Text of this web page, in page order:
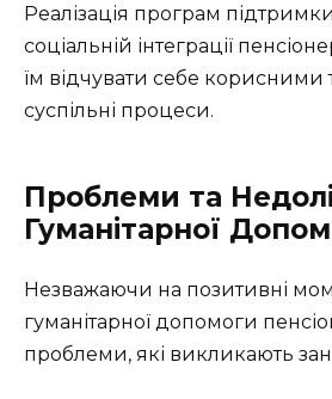
Реалізація програм
соціальній інтеграції
їм відчувати себе корисними
суспільні процеси.
Проблеми та
Гуманітарної
Незважаючи на позитивні
гуманітарної допомоги
проблеми, які викликають